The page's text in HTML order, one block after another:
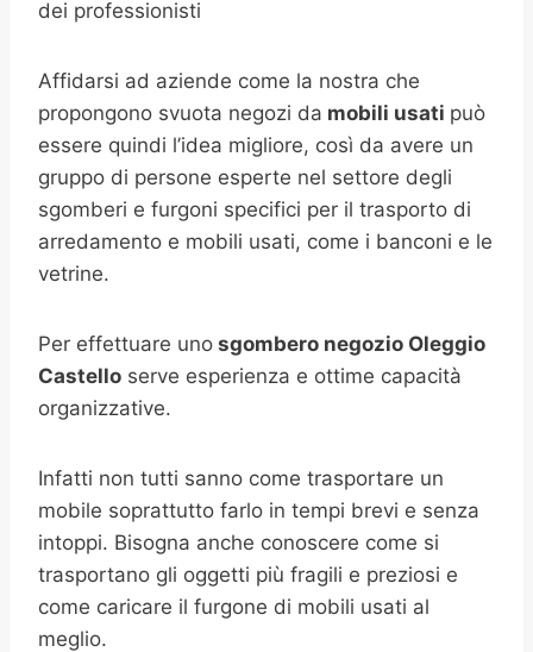
dei professionisti
Affidarsi ad aziende come la nostra che
propongono svuota negozi da mobili usati può
essere quindi l’idea migliore, così da avere un
gruppo di persone esperte nel settore degli
sgomberi e furgoni specifici per il trasporto di
arredamento e mobili usati, come i banconi e le
vetrine.
Per effettuare uno sgombero negozio Oleggio
Castello serve esperienza e ottime capacità
organizzative.
Infatti non tutti sanno come trasportare un
mobile soprattutto farlo in tempi brevi e senza
intoppi. Bisogna anche conoscere come si
trasportano gli oggetti più fragili e preziosi e
come caricare il furgone di mobili usati al
meglio.